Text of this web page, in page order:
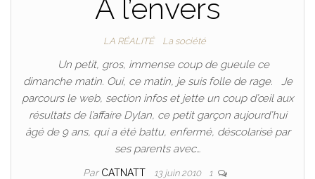
A l’envers
LA RÉALITÉ La société
Un petit, gros, immense coup de gueule ce
dimanche matin. Oui, ce matin, je suis folle de rage. Je
parcours le web, section infos et jette un coup d’œil aux
résultats de l’affaire Dylan, ce petit garçon aujourd’hui
âgé de 9 ans, qui a été battu, enfermé, déscolarisé par
ses parents avec…
Par CATNATT 13 juin 2010 1